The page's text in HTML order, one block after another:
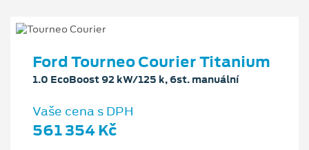
Ford Tourneo Courier Titanium
1.0 EcoBoost 92 kW/125 k, 6st. manuální
Vaše cena s DPH
561 354 Kč